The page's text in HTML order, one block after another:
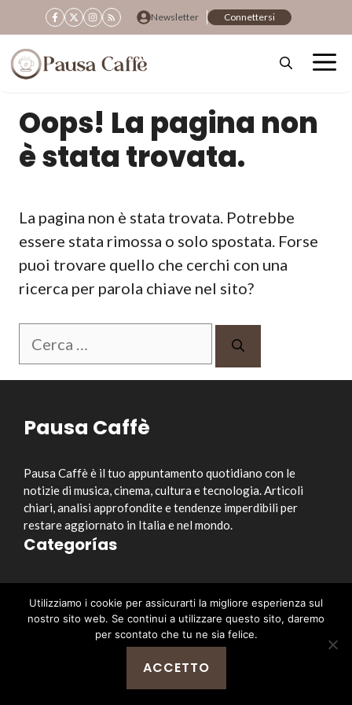
al
contenuto
Newsletter Connettersi
Oops! La pagina non
è stata trovata.
La pagina non è stata trovata. Potrebbe
essere stata rimossa o solo spostata. Forse
puoi trovare quello che cerchi con una
ricerca per parola chiave nel sito?
Ricerca
Pausa Caffè
Pausa Caffè è il tuo appuntamento quotidiano con le
notizie di musica, cinema, cultura e tecnologia. Articoli
chiari, analisi approfondite e tendenze imperdibili per
restare aggiornato in Italia e nel mondo.
Categorías
Musica
Cinema e Serie TV
Style&Culture
Enlaces útiles
Utilizziamo i cookie per assicurarti la migliore esperienza sul
nostro sito web. Se continui a utilizzare questo sito, daremo
per scontato che tu ne sia felice.
ACCETTO